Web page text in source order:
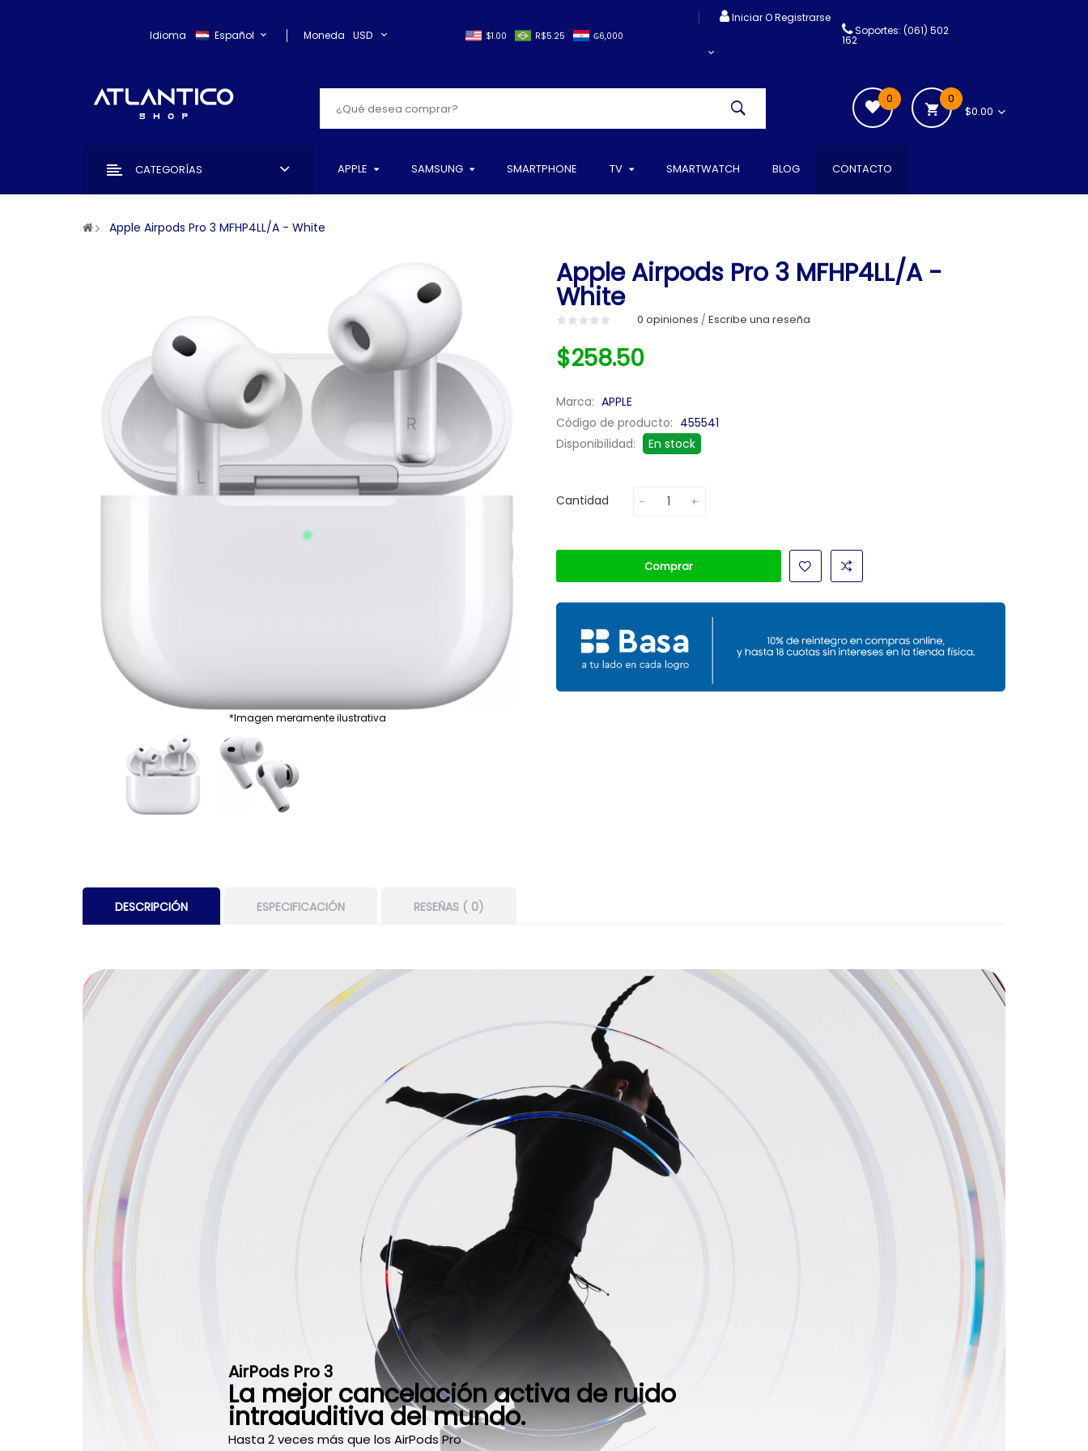
Idioma Español Moneda USD $1.00 ₲6,000
R$5.25
Iniciar O Registrarse
Soportes: (061) 502
162
0
$0.00
0
CATEGORÍAS APPLE SAMSUNG SMARTPHONE TV SMARTWATCH BLOG CONTACTO
Apple Airpods Pro 3 MFHP4LL/A - White
*Imagen meramente ilustrativa
Apple Airpods Pro 3 MFHP4LL/A -
White
0 opiniones / Escribe una reseña
$258.50
Marca: APPLE
Código de producto: 455541
Disponibilidad:
En stock
Cantidad
Comprar
DESCRIPCIÓN ESPECIFICACIÓN RESEÑAS ( 0)
AirPods Pro 3
La mejor cancelación activa de ruido
intraauditiva del mundo.
Hasta 2 veces más que los AirPods Pro